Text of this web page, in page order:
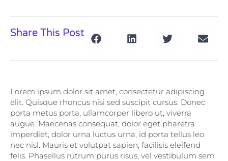
Share This Post
Lorem ipsum dolor sit amet, consectetur adipiscing
elit. Quisque rhoncus nisi sed suscipit cursus. Donec
porta metus porta, ullamcorper libero ut, viverra
augue. Maecenas consequat, dolor eget pharetra
imperdiet, dolor urna luctus urna, id porta tellus leo
nec nisl. Mauris et volutpat sapien, facilisis eleifend
felis. Phasellus rutrum purus risus, vel vestibulum sem